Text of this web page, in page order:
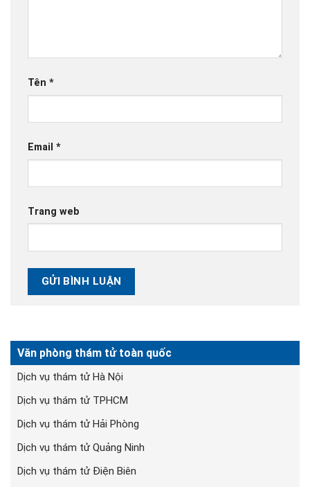
Văn phòng thám tử toàn quốc
Dịch vụ thám tử Hà Nội
Dịch vụ thám tử TPHCM
Dịch vụ thám tử Hải Phòng
Dịch vụ thám tử Quảng Ninh
Dịch vụ thám tử Điện Biên
Tên *
Email *
Trang web